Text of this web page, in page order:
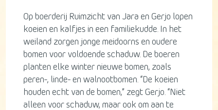
Op boerderij Ruimzicht van Jara en Gerjo lopen
koeien en kalfjes in een familiekudde. In het
weiland zorgen jonge meidoorns en oudere
bomen voor voldoende schaduw. De boeren
planten elke winter nieuwe bomen, zoals
peren-, linde- en walnootbomen. “De koeien
houden echt van de bomen,” zegt Gerjo. “Niet
alleen voor schaduw, maar ook om aan te